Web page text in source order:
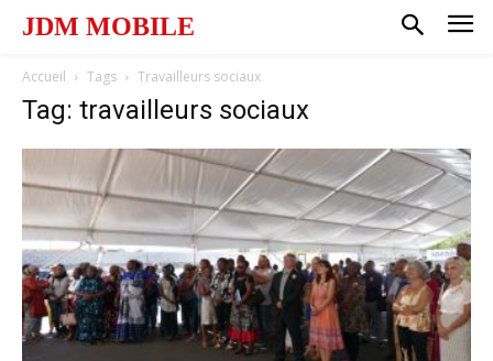
JDM MOBILE
Accueil Tags Travailleurs sociaux
Tag: travailleurs sociaux